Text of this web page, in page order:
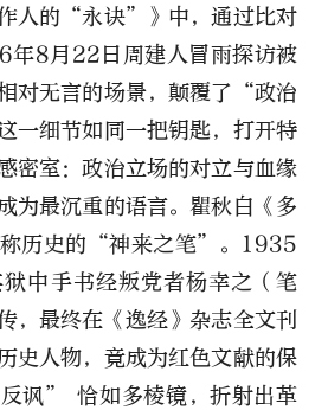
人的“永诀”》中，通过比对
年8月22日周建人冒雨探访被
对无言的场景，颠覆了“政治
一细节如同一把钥匙，打开特
密室：政治立场的对立与血缘
为最沉重的语言。瞿秋白《多
称历史的“神来之笔”。1935
中手书经叛党者杨幸之（笔
最终在《逸经》杂志全文刊
史人物，竟成为红色文献的保
讽” 恰如多棱镜，折射出革